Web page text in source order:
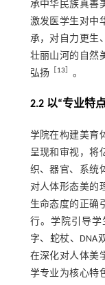
承中华民族真善
激发医学生对中
承，对自力更生
壮丽山河的自然
弘扬［ 13 。
2.2 以“专业特
学院在构建美育
呈现和审视，将
织、器官、系统
对人体形态美的
生命态度的正确
行。学院引导
字、蛇杖、DNA
在深化对人体美
学专业为核心特